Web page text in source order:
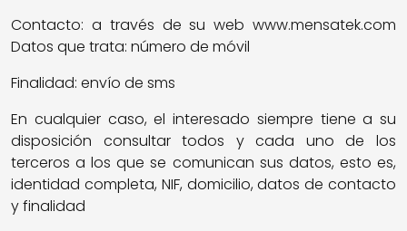
Contacto: a través de su web www.mensatek.com
Datos que trata: número de móvil
Finalidad: envío de sms
En cualquier caso, el interesado siempre tiene a su
disposición consultar todos y cada uno de los
terceros a los que se comunican sus datos, esto es,
identidad completa, NIF, domicilio, datos de contacto
y finalidad